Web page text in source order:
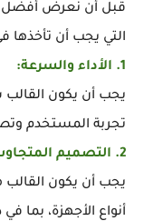
التي يجب أن تأخذها
1. الأداء والسرعة:
يجب أن يكون القالب
تجربة المستخدم
2. التصميم المتجاوب:
يجب أن يكون
أنواع الأجهزة، بما